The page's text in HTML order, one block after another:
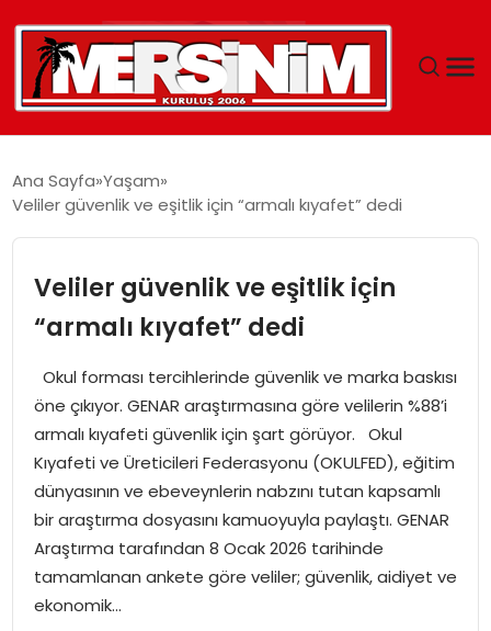
YAŞAM
GÜNCEL
SAĞLIK
EĞITIM
SPOR
EKONOMI
MAGAZIN
DÜNYA
Ana Sayfa Yaşam
Veliler güvenlik ve eşitlik için “armalı kıyafet” dedi
Veliler güvenlik ve eşitlik için
“armalı kıyafet” dedi
Okul forması tercihlerinde güvenlik ve marka baskısı
öne çıkıyor. GENAR araştırmasına göre velilerin %88’i
armalı kıyafeti güvenlik için şart görüyor. Okul
Kıyafeti ve Üreticileri Federasyonu (OKULFED), eğitim
dünyasının ve ebeveynlerin nabzını tutan kapsamlı
bir araştırma dosyasını kamuoyuyla paylaştı. GENAR
Araştırma tarafından 8 Ocak 2026 tarihinde
tamamlanan ankete göre veliler; güvenlik, aidiyet ve
ekonomik…